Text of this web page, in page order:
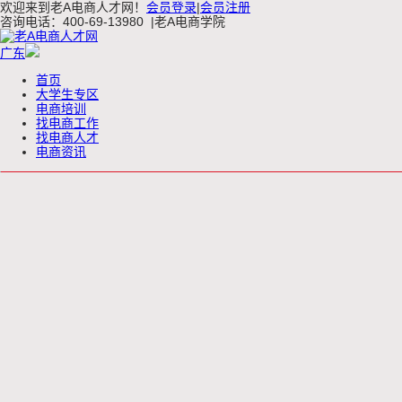
欢迎来到老A电商人才网！ 会员登录|会员注册
咨询电话：400-69-13980 |老A电商学院
广东
首页
大学生专区
电商培训
找电商工作
找电商人才
电商资讯